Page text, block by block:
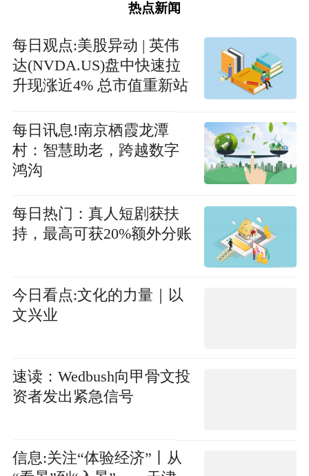
热点新闻
每日观点:美股异动 | 英伟
达(NVDA.US)盘中快速拉
升现涨近4% 总市值重新站
每日讯息!南京栖霞龙潭
村：智慧助老，跨越数字
鸿沟
每日热门：真人短剧获扶
持，最高可获20%额外分账
今日看点:文化的力量｜以
文兴业
速读：Wedbush向甲骨文投
资者发出紧急信号
信息:关注“体验经济”丨从